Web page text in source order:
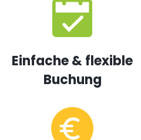
Einfache & flexible
Buchung